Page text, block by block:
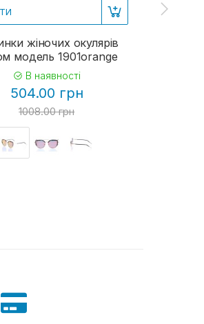
жіночих окулярів
модель 1901orange
В наявності
504.00 грн
1008.00 грн